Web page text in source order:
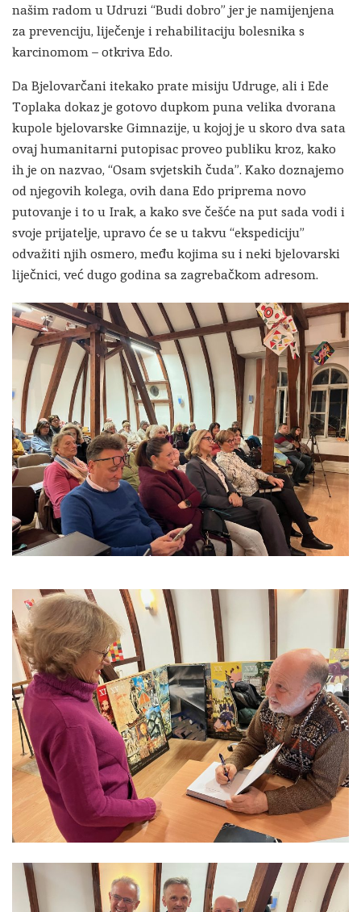
našim radom u Udruzi “Budi dobro” jer je namijenjena
za prevenciju, liječenje i rehabilitaciju bolesnika s
karcinomom – otkriva Edo.
Da Bjelovarčani itekako prate misiju Udruge, ali i Ede
Toplaka dokaz je gotovo dupkom puna velika dvorana
kupole bjelovarske Gimnazije, u kojoj je u skoro dva sata
ovaj humanitarni putopisac proveo publiku kroz, kako
ih je on nazvao, “Osam svjetskih čuda”. Kako doznajemo
od njegovih kolega, ovih dana Edo priprema novo
putovanje i to u Irak, a kako sve češće na put sada vodi i
svoje prijatelje, upravo će se u takvu “ekspediciju”
odvažiti njih osmero, među kojima su i neki bjelovarski
liječnici, već dugo godina sa zagrebačkom adresom.